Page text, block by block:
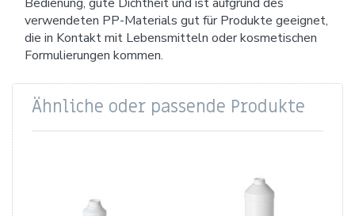
verwendeten PP-Materials gut für Produkte geeignet,
die in Kontakt mit Lebensmitteln oder kosmetischen
Formulierungen kommen.
Ähnliche oder passende Produkte